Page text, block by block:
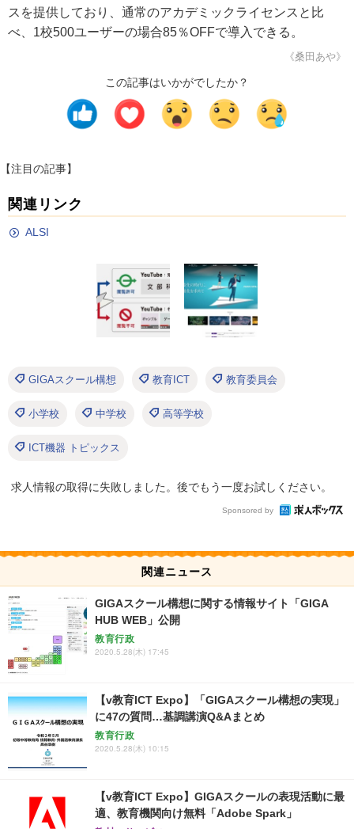
スを提供しており、通常のアカデミックライセンスと比
べ、1校500ユーザーの場合85％OFFで導入できる。
《桑田あや》
この記事はいかがでしたか？
【注目の記事】
関連リンク
ALSI
GIGAスクール構想 教育ICT 教育委員会
小学校 中学校 高等学校
ICT機器 トピックス
求人情報の取得に失敗しました。後でもう一度お試しください。
Sponsored by
関連ニュース
GIGAスクール構想に関する情報サイト「GIGA
HUB WEB」公開
教育行政
2020.5.28(木) 17:45
【v教育ICT Expo】「GIGAスクール構想の実現」
に47の質問…基調講演Q&Aまとめ
教育行政
2020.5.28(木) 10:15
【v教育ICT Expo】GIGAスクールの表現活動に最
適、教育機関向け無料「Adobe Spark」